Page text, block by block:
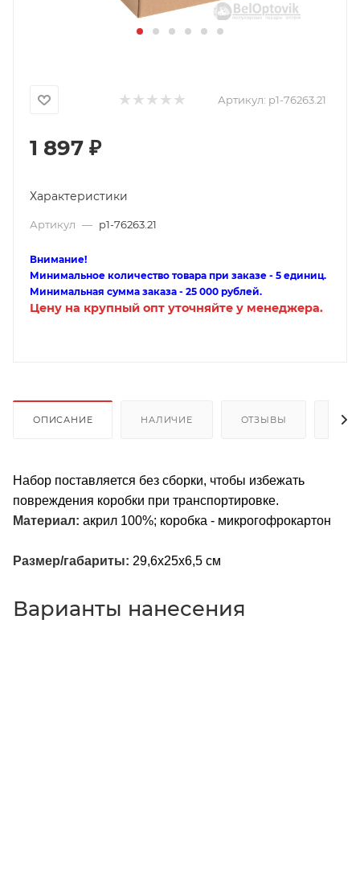
Артикул: p1-76263.21
1 897 ₽
Характеристики
Артикул — p1-76263.21
Внимание!
Минимальное количество товара при заказе - 5 единиц.
Минимальная сумма заказа - 25 000 рублей.
Цену на крупный опт уточняйте у менеджера.
ОПИСАНИЕ НАЛИЧИЕ ОТЗЫВЫ
Набор поставляется без сборки, чтобы избежать
повреждения коробки при транспортировке.
Материал: акрил 100%; коробка - микрогофрокартон
Размер/габариты: 29,6х25х6,5 см
Варианты нанесения